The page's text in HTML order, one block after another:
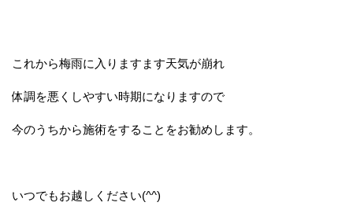
これから梅雨に入りますます天気が崩れ
体調を悪くしやすい時期になりますので
今のうちから施術をすることをお勧めします。
いつでもお越しください(^^)